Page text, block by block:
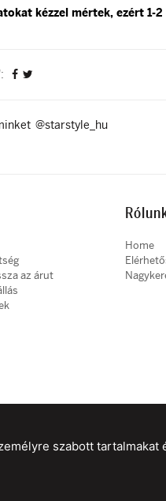
szabott
kézzel mértek, ezért 1-
@starstyle_hu
az árut
Home